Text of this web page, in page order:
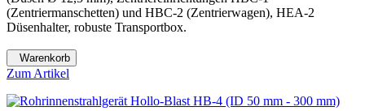
(Zentriermanschetten) und HBC-2 (Zentrierwagen), HEA-2
Düsenhalter, robuste Transportbox.
Warenkorb
Zum Artikel